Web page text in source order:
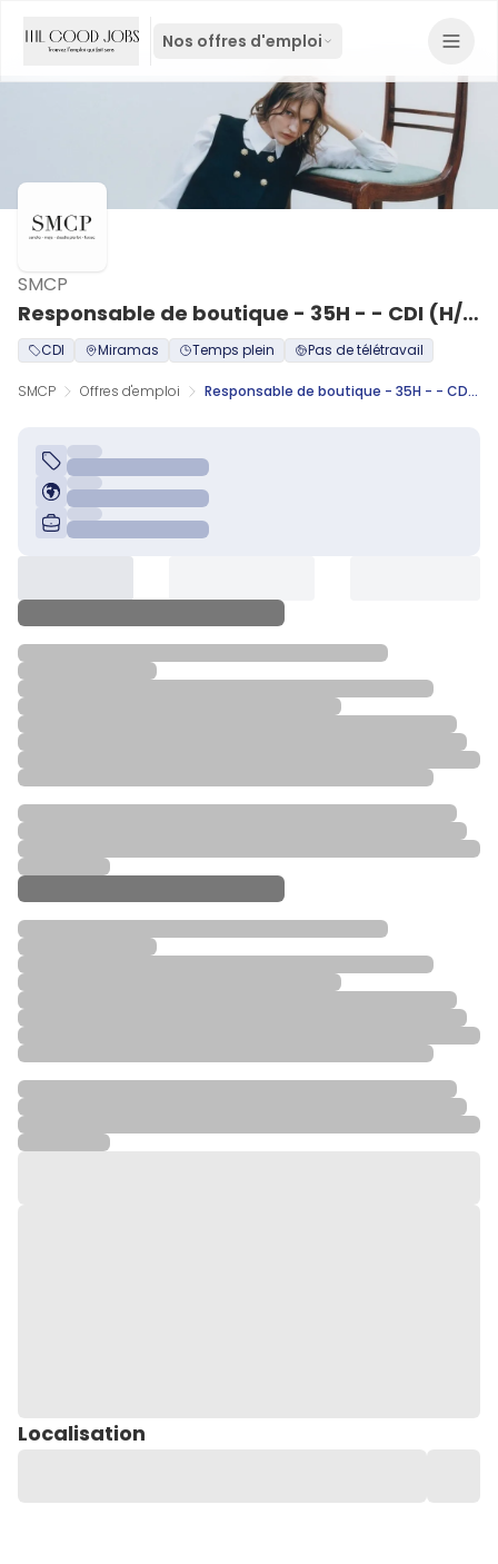
Nos offres d'emploi
Responsable de boutique - 35H - - CDI (H/F)
SMCP
CDI Miramas Temps plein Pas de télétravail
SMCP Offres d'emploi Responsable de boutique - 35H - - CDI (H/F)
Localisation